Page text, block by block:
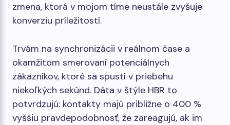
zmena, ktorá v mojom tíme neustále zvyšuje
konverziu príležitostí.
Trvám na synchronizácii v reálnom čase a
okamžitom smerovaní potenciálnych
zákazníkov, ktoré sa spustí v priebehu
niekoľkých sekúnd. Dáta v štýle HBR to
potvrdzujú: kontakty majú približne o 400 %
vyššiu pravdepodobnosť, že zareagujú, ak im